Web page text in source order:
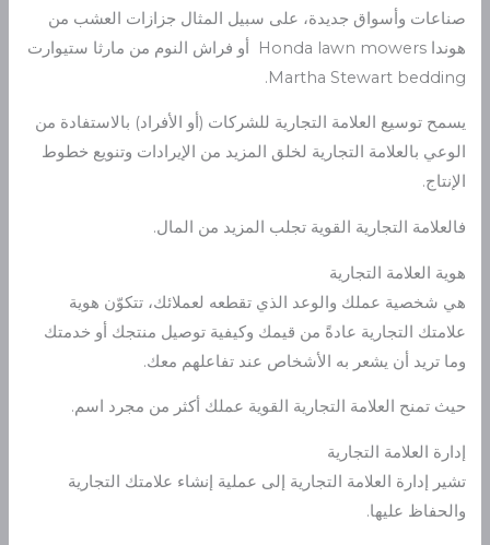
صناعات وأسواق جديدة، على سبيل المثال جزازات العشب من
هوندا Honda lawn mowers أو فراش النوم من مارثا ستيوارت
Martha Stewart bedding.
يسمح توسيع العلامة التجارية للشركات (أو الأفراد) بالاستفادة من
الوعي بالعلامة التجارية لخلق المزيد من الإيرادات وتنويع خطوط
الإنتاج.
فالعلامة التجارية القوية تجلب المزيد من المال.
هوية العلامة التجارية
هي شخصية عملك والوعد الذي تقطعه لعملائك، تتكوّن هوية
علامتك التجارية عادةً من قيمك وكيفية توصيل منتجك أو خدمتك
وما تريد أن يشعر به الأشخاص عند تفاعلهم معك.
حيث تمنح العلامة التجارية القوية عملك أكثر من مجرد اسم.
إدارة العلامة التجارية
تشير إدارة العلامة التجارية إلى عملية إنشاء علامتك التجارية
والحفاظ عليها.